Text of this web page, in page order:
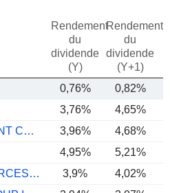
Rendement
du
dividende
(Y)
Rendement
du
dividende
(Y+1)
0,76%
0,82%
3,76% 4,65%
ARES MANAGEMENT CORPORATION
3,96% 4,68%
4,95% 5,21%
FRANKLIN RESOURCES, INC.
3,9% 4,02%